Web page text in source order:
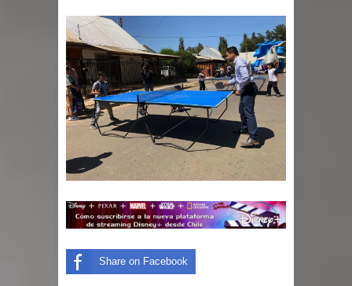
Share on Facebook